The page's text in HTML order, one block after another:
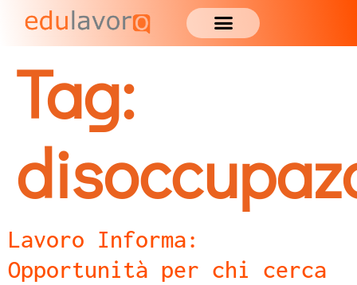
Tag:
Lavoro Informa:
Opportunità per chi cerca